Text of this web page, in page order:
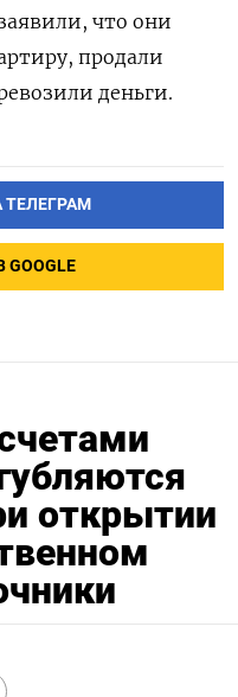
что они
продали
деньги.
ТЕЛЕГРАМ
открытии